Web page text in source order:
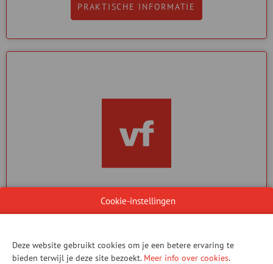
PRAKTISCHE INFORMATIE
Cookie-instellingen
Deze website gebruikt cookies om je een betere ervaring te
bieden terwijl je deze site bezoekt. Meer info over cookies.